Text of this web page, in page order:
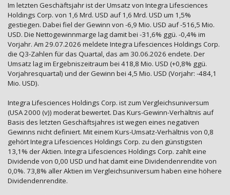
Im letzten Geschäftsjahr ist der Umsatz von Integra Lifesciences
Holdings Corp. von 1,6 Mrd. USD auf 1,6 Mrd. USD um 1,5%
gestiegen. Dabei fiel der Gewinn von -6,9 Mio. USD auf -516,5 Mio.
USD. Die Nettogewinnmarge lag damit bei -31,6% ggü. -0,4% im
Vorjahr. Am 29.07.2026 meldete Integra Lifesciences Holdings Corp.
die Q3-Zahlen für das Quartal, das am 30.06.2026 endete. Der
Umsatz lag im Ergebniszeitraum bei 418,8 Mio. USD (+0,8% ggü.
Vorjahresquartal) und der Gewinn bei 4,5 Mio. USD (Vorjahr: -484,1
Mio. USD).
Integra Lifesciences Holdings Corp. ist zum Vergleichsuniversum
(USA 2000 (v)) moderat bewertet. Das Kurs-Gewinn-Verhältnis auf
Basis des letzten Geschäftsjahres ist wegen eines negativen
Gewinns nicht definiert. Mit einem Kurs-Umsatz-Verhältnis von 0,8
gehört Integra Lifesciences Holdings Corp. zu den günstigsten
13,1% der Aktien. Integra Lifesciences Holdings Corp. zahlt eine
Dividende von 0,00 USD und hat damit eine Dividendenrendite von
0,0%. 73,8% aller Aktien im Vergleichsuniversum haben eine höhere
Dividendenrendite.